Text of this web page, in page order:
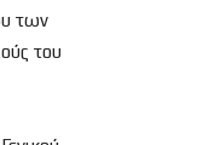
των
του